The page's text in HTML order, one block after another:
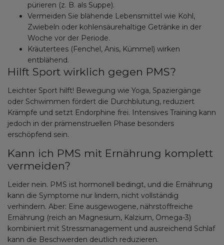
pürieren (z. B. als Suppe).
Vermeiden Sie blähende Lebensmittel wie Kohl,
Zwiebeln oder kohlensäurehaltige Getränke in der
Woche vor der Periode.
Kräutertees (Fenchel, Anis, Kümmel) wirken
entblähend.
Hilft Sport wirklich gegen PMS?
Leichter Sport hilft! Bewegung wie Yoga, Spaziergänge
oder Schwimmen fördert die Durchblutung, reduziert
Krämpfe und setzt Endorphine frei. Intensives Training kann
jedoch in der prämenstruellen Phase besonders
erschöpfend sein.
Kann ich PMS mit Ernährung komplett
vermeiden?
Leider nein. PMS ist hormonell bedingt, und die Ernährung
kann die Symptome nur lindern, nicht vollständig
verhindern. Aber: Eine ausgewogene, nährstoffreiche
Ernährung (reich an Magnesium, Kalzium, Omega-3)
kombiniert mit Stressmanagement und ausreichend Schlaf
kann die Beschwerden deutlich reduzieren.